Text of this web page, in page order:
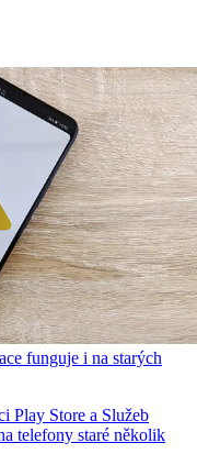
funguje i na starých
Play Store a Služeb
telefony staré několik